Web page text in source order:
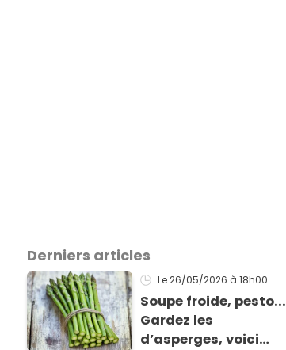
Derniers articles
Le 26/05/2026 à 18h00
Soupe froide, pesto...
Gardez les
d’asperges, voici